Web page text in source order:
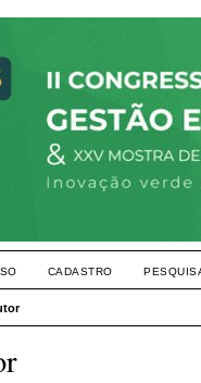
CADASTRO